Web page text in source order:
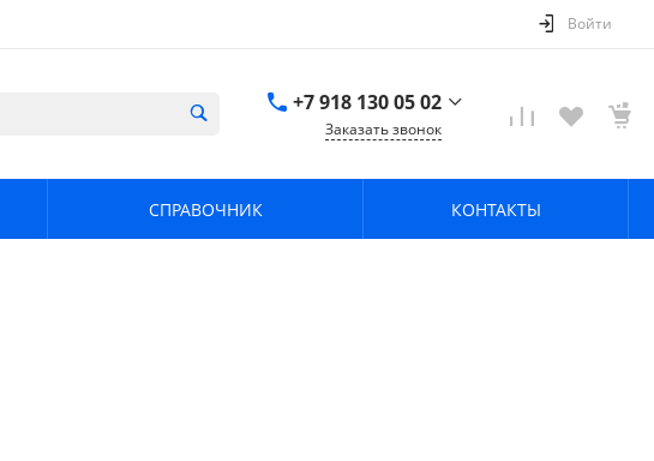
Войти
+7 918 130 05 02
Заказать звонок
СПРАВОЧНИК КОНТАКТЫ